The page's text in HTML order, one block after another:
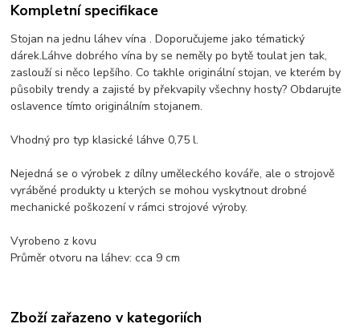
Kompletní specifikace
Stojan na jednu láhev vína . Doporučujeme jako tématický
dárek.Láhve dobrého vína by se neměly po bytě toulat jen tak,
zaslouží si něco lepšího. Co takhle originální stojan, ve kterém by
působily trendy a zajisté by překvapily všechny hosty? Obdarujte
oslavence tímto originálním stojanem.
Vhodný pro typ klasické láhve 0,75 l.
Nejedná se o výrobek z dílny uměleckého kováře, ale o strojově
vyráběné produkty u kterých se mohou vyskytnout drobné
mechanické poškození v rámci strojové výroby.
Vyrobeno z kovu
Průměr otvoru na láhev: cca 9 cm
Zboží zařazeno v kategoriích